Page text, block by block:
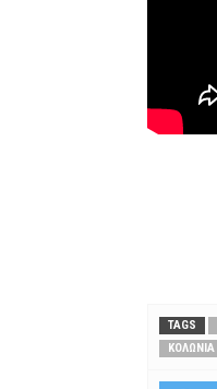
TAGS
ΚΟΛΏΝΙΑ